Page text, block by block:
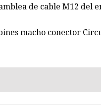
de cable M12 del
macho conector